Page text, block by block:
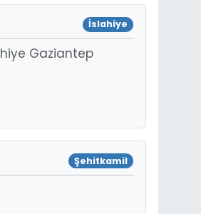
İslahiye
Gaziantep
Şehitkamil